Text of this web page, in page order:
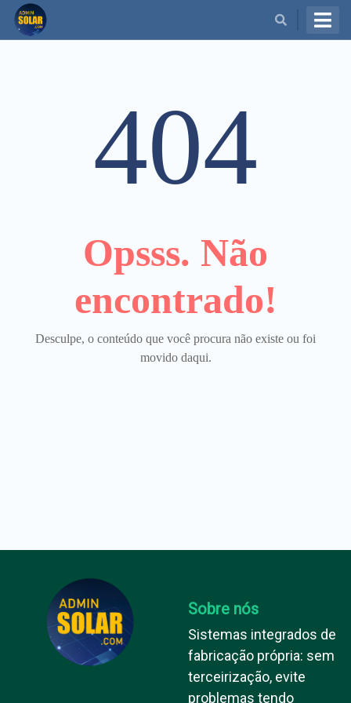
404
Opsss. Não
encontrado!
Desculpe, o conteúdo que você procura não existe ou foi
movido daqui.
Sobre nós
Sistemas integrados de
fabricação própria: sem
terceirização, evite
problemas tendo